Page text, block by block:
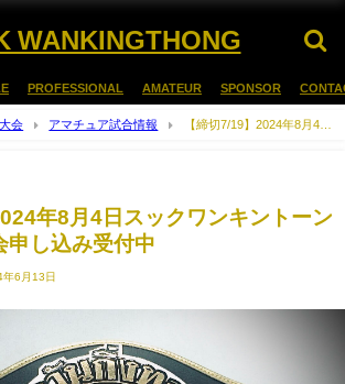
WANKINGTHONG
PROFESSIONAL AMATEUR SPONSOR
会 アマチュア試合情報
【締切7/19】2024年8月4日
年8月4日スックワンキントーン
申し込み受付中
年6月13日